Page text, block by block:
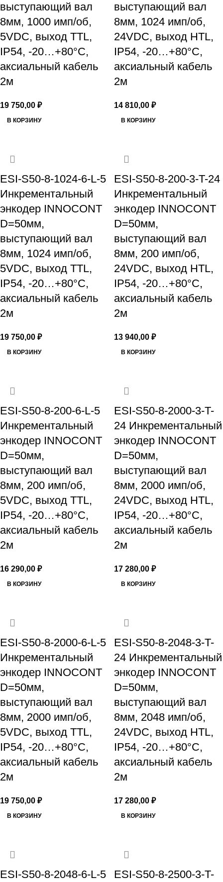
выступающий вал
8мм, 1000 имп/об,
5VDC, выход TTL,
IP54, -20…+80°C,
аксиальный кабель
2м
19 750,00 ₽
В КОРЗИНУ
выступающий вал
8мм, 1024 имп/об,
24VDC, выход HTL,
IP54, -20…+80°C,
аксиальный кабель
2м
14 810,00 ₽
В КОРЗИНУ
ESI-S50-8-1024-6-L-5
Инкрементальный
энкодер INNOCONT
D=50мм,
выступающий вал
8мм, 1024 имп/об,
5VDC, выход TTL,
IP54, -20…+80°C,
аксиальный кабель
2м
19 750,00 ₽
В КОРЗИНУ
ESI-S50-8-200-3-T-24
Инкрементальный
энкодер INNOCONT
D=50мм,
выступающий вал
8мм, 200 имп/об,
24VDC, выход HTL,
IP54, -20…+80°C,
аксиальный кабель
2м
13 940,00 ₽
В КОРЗИНУ
ESI-S50-8-200-6-L-5
Инкрементальный
энкодер INNOCONT
D=50мм,
выступающий вал
8мм, 200 имп/об,
5VDC, выход TTL,
IP54, -20…+80°C,
аксиальный кабель
2м
16 290,00 ₽
В КОРЗИНУ
ESI-S50-8-2000-3-T-
24 Инкрементальный
энкодер INNOCONT
D=50мм,
выступающий вал
8мм, 2000 имп/об,
24VDC, выход HTL,
IP54, -20…+80°C,
аксиальный кабель
2м
17 280,00 ₽
В КОРЗИНУ
ESI-S50-8-2000-6-L-5
Инкрементальный
энкодер INNOCONT
D=50мм,
выступающий вал
8мм, 2000 имп/об,
5VDC, выход TTL,
IP54, -20…+80°C,
аксиальный кабель
2м
19 750,00 ₽
В КОРЗИНУ
ESI-S50-8-2048-3-T-
24 Инкрементальный
энкодер INNOCONT
D=50мм,
выступающий вал
8мм, 2048 имп/об,
24VDC, выход HTL,
IP54, -20…+80°C,
аксиальный кабель
2м
17 280,00 ₽
В КОРЗИНУ
ESI-S50-8-2048-6-L-5 ESI-S50-8-2500-3-T-